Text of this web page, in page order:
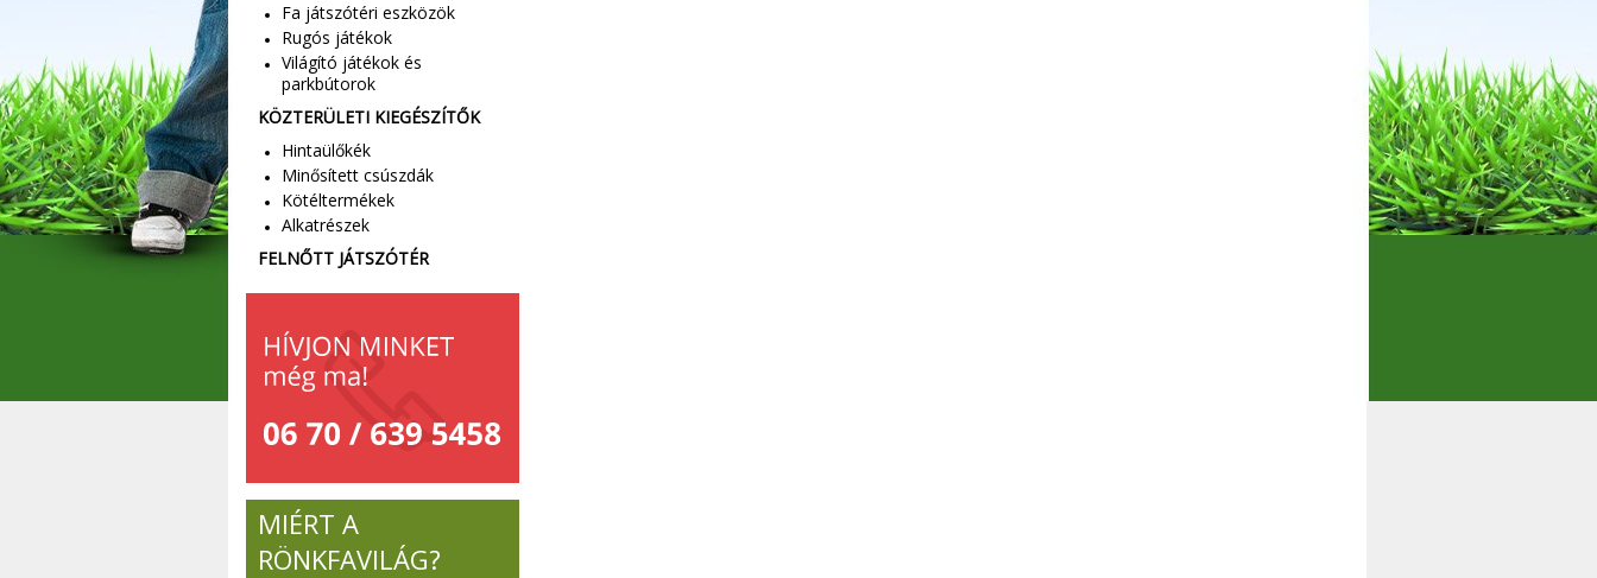
Fa játszótéri eszközök
Rugós játékok
Világító játékok és
parkbútorok
KÖZTERÜLETI KIEGÉSZÍTŐK
Hintaülőkék
Minősített csúszdák
Kötéltermékek
Alkatrészek
FELNŐTT JÁTSZÓTÉR
MIÉRT A
RÖNKFAVILÁG?